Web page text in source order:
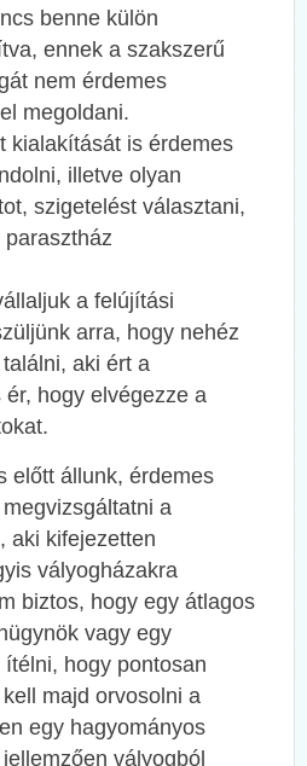
benne külön
ennek a szakszerű
nem érdemes
megoldani.
kialakítását is érdemes
illetve olyan
szigetelést választani,
a felújítási
arra, hogy nehéz
aki ért a
hogy elvégezze a
előtt állunk, érdemes
a
aki kifejezetten
vályogházakra
biztos, hogy egy átlagos
vagy egy
ítélni, hogy pontosan
majd orvosolni a
egy hagyományos
vályogból